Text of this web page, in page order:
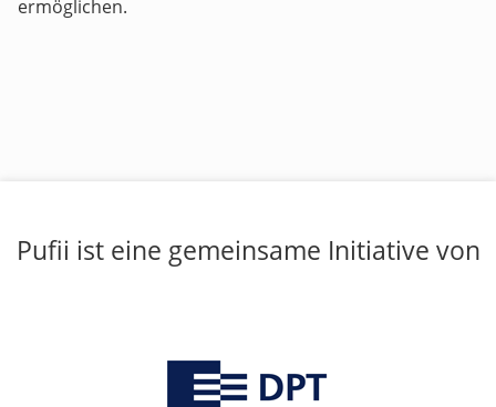
ermöglichen.
Pufii ist eine gemeinsame Initiative von